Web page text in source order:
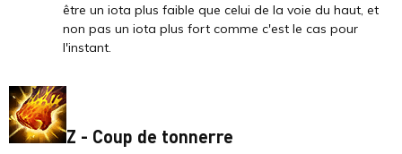
être un iota plus faible que celui de la voie du haut, et
non pas un iota plus fort comme c'est le cas pour
l'instant.
Z - Coup de tonnerre